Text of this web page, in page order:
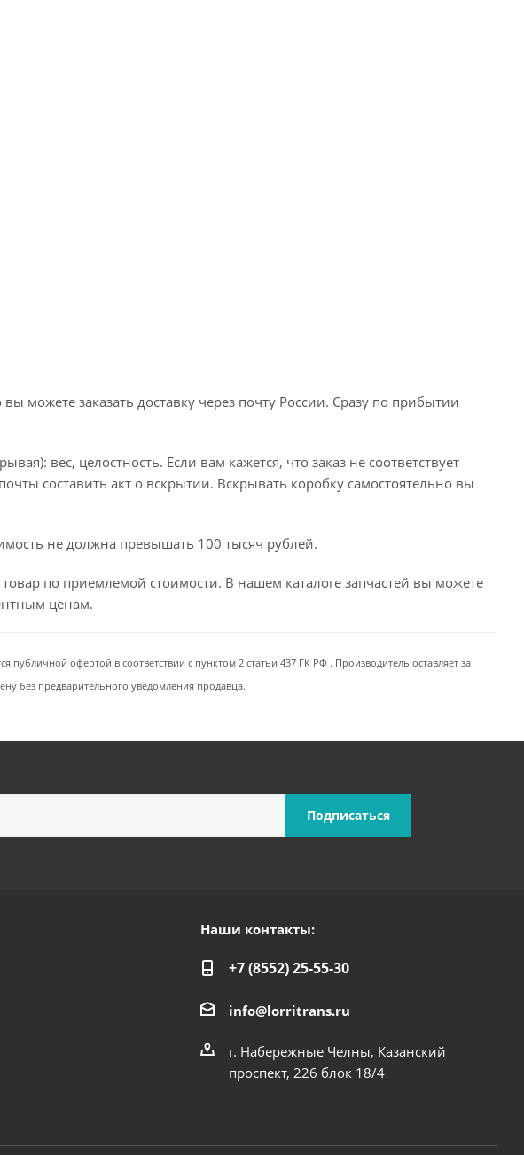
можете заказать доставку через почту России. Сразу по прибытии
вес, целостность. Если вам кажется, что заказ не соответствует
составить акт о вскрытии. Вскрывать коробку самостоятельно вы
не должна превышать 100 тысяч рублей.
по приемлемой стоимости. В нашем каталоге запчастей вы можете
ценам.
офертой в соответствии с пунктом 2 статьи 437 ГК РФ . Производитель оставляет за
без предварительного уведомления продавца.
Наши контакты:
+7 (8552) 25-55-30
info@lorritrans.ru
г. Набережные Челны, Казанский
проспект, 226 блок 18/4